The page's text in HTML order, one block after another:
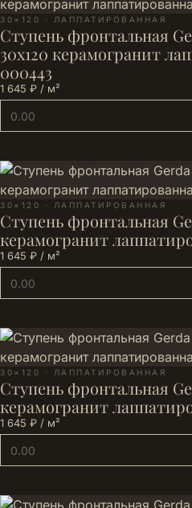
30×120 · ЛАППАТИРОВАННАЯ
Ступень фронтальная
30x120 керамогранит
000443
1 645 ₽ / м²
30×120 · ЛАППАТИРОВАННАЯ
Ступень фронтальная
керамогранит
1 645 ₽ / м²
30×120 · ЛАППАТИРОВАННАЯ
Ступень фронтальная
керамогранит
1 645 ₽ / м²